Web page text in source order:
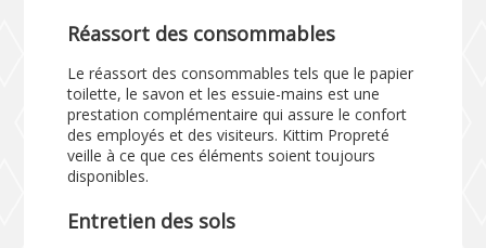
Réassort des consommables
Le réassort des consommables tels que le papier
toilette, le savon et les essuie-mains est une
prestation complémentaire qui assure le confort
des employés et des visiteurs. Kittim Propreté
veille à ce que ces éléments soient toujours
disponibles.
Entretien des sols